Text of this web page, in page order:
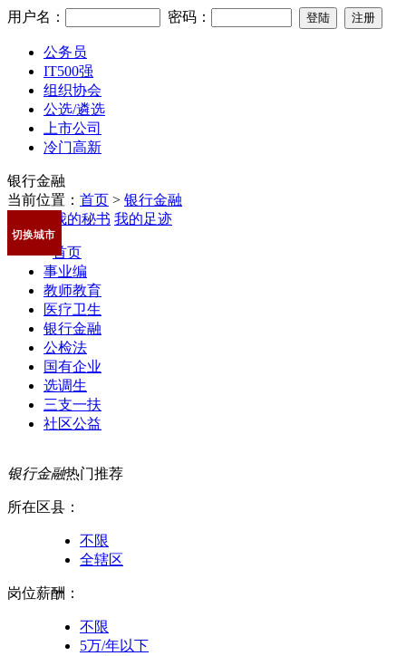
用户名： 密码：
公务员
IT500强
组织协会
公选/遴选
上市公司
冷门高新
银行金融
当前位置： 首页 > 银行金融
切换城市
我的秘书 我的足迹
首页
事业编
教师教育
医疗卫生
银行金融
公检法
国有企业
选调生
三支一扶
社区公益
银行金融热门推荐
所在区县：
不限
全辖区
岗位薪酬：
不限
5万/年以下